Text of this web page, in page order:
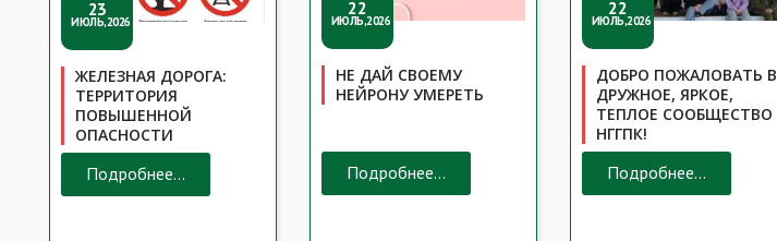
23
ИЮЛЬ,2026
ЖЕЛЕЗНАЯ ДОРОГА:
ТЕРРИТОРИЯ
ПОВЫШЕННОЙ
ОПАСНОСТИ
Подробнее...
22
ИЮЛЬ,2026
НЕ ДАЙ СВОЕМУ
НЕЙРОНУ УМЕРЕТЬ
Подробнее...
22
ИЮЛЬ,2026
ДОБРО ПОЖАЛОВАТЬ В
ДРУЖНОЕ, ЯРКОЕ,
ТЕПЛОЕ СООБЩЕСТВО
НГГПК!
Подробнее...